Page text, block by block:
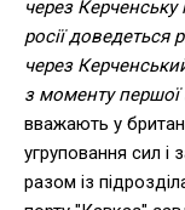
через
росії доведеться
через
з моменту першої
вважають у
угруповання сил і
разом із